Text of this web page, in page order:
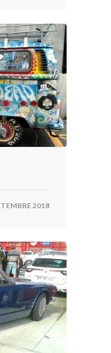
2018